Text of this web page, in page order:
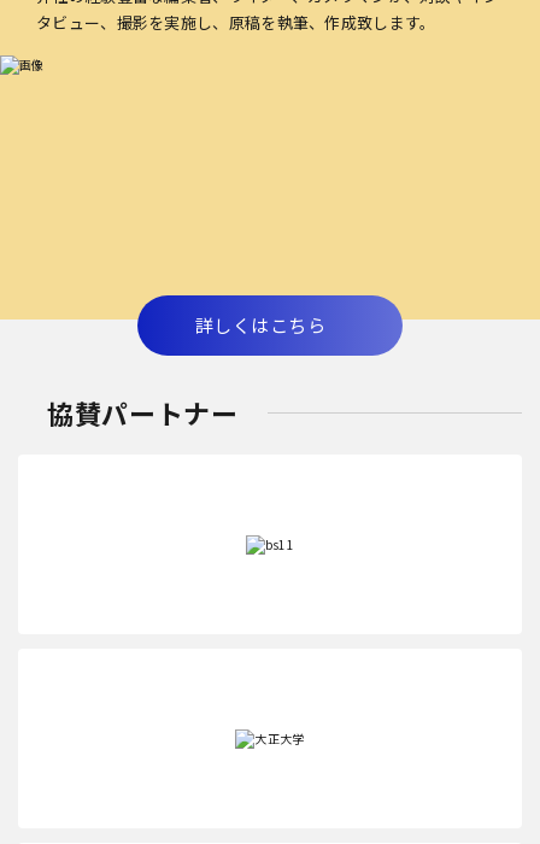
タビュー、撮影を実施し、原稿を執筆、作成致します。
詳しくはこちら
協賛パートナー